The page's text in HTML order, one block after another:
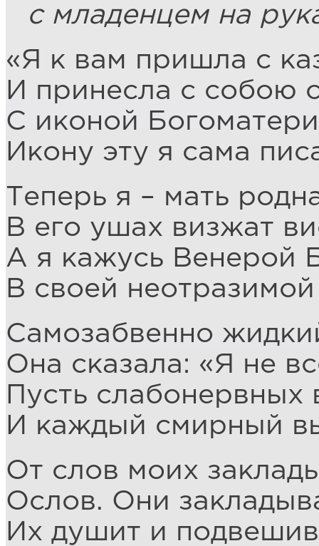
с младенцем на
«Я к вам пришла с
И принесла с собою
С иконой
Икону эту я сама
Теперь я – мать
В его ушах визжат
А я кажусь Венерой
В своей неотразимой
Самозабвенно
Она сказала: «Я не
Пусть слабонервных
И каждый смирный
От слов моих
Ослов. Они
Их душит и